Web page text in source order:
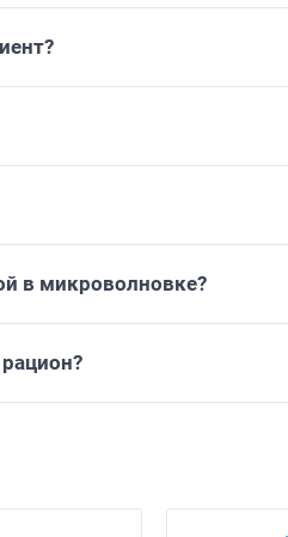
в микроволновке?